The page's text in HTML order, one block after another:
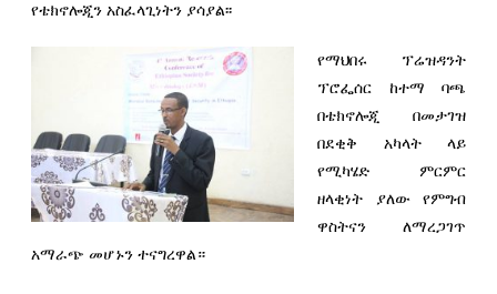
የቴክኖሎጂን አስፈላጊነትን ያሳያል፡፡
የማህበሩ ፕሬዝዳንት
ፕሮፌሰር ከተማ ባጫ
በቴክኖሎጂ በመታገዝ
በደቂቅ አካላት ላይ
የሚካሄድ ምርምር
ዘላቂነት ያለው የምግብ
ዋስትናን ለማረጋገጥ
አማራጭ መሆኑን ተናግረዋል።